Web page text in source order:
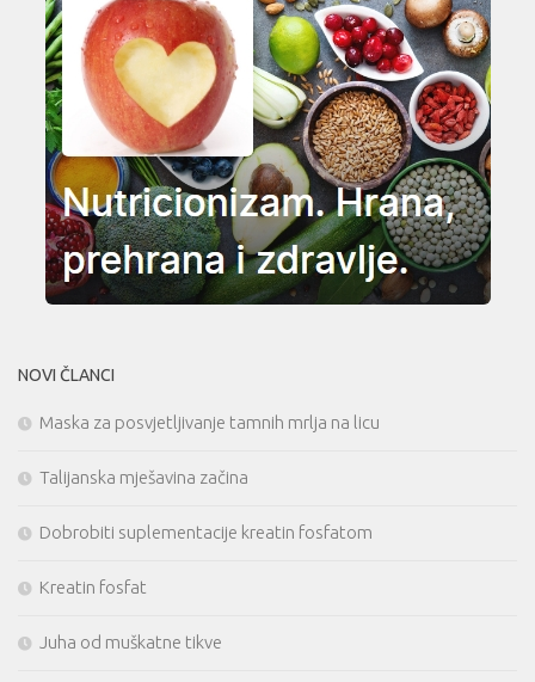
NOVI ČLANCI
Maska za posvjetljivanje tamnih mrlja na licu
Talijanska mješavina začina
Dobrobiti suplementacije kreatin fosfatom
Kreatin fosfat
Juha od muškatne tikve